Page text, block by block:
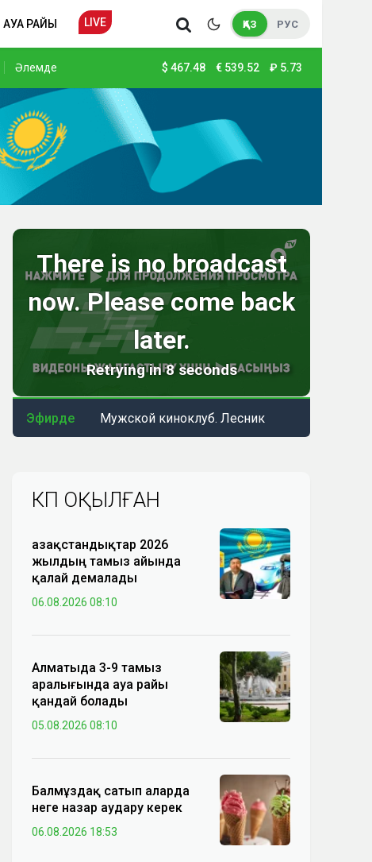
АУА РАЙЫ LIVE ҚАЗ РУС
Әлемде $ 467.48 € 539.52 ₽ 5.73
Эфирде Мужской киноклуб. Лесник
КӨП ОҚЫЛҒАН
Қазақстандықтар 2026
жылдың тамыз айында
қалай демалады
06.08.2026 08:10
Алматыда 3-9 тамыз
аралығында ауа райы
қандай болады
05.08.2026 08:10
Балмұздақ сатып аларда
неге назар аудару керек
06.08.2026 18:53